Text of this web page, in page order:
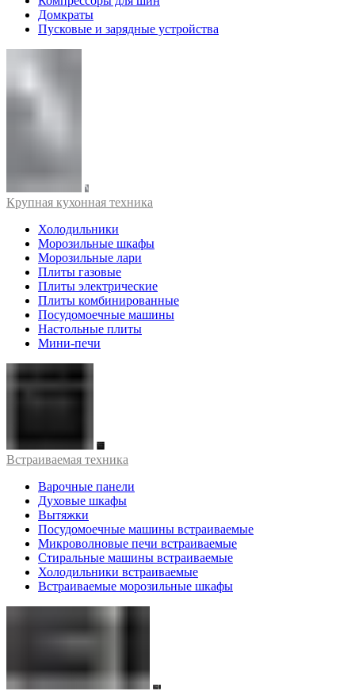
Домкраты
Пусковые и зарядные устройства
Крупная кухонная техника
Холодильники
Морозильные шкафы
Морозильные лари
Плиты газовые
Плиты электрические
Плиты комбинированные
Посудомоечные машины
Настольные плиты
Мини-печи
Встраиваемая техника
Варочные панели
Духовые шкафы
Вытяжки
Посудомоечные машины встраиваемые
Микроволновые печи встраиваемые
Стиральные машины встраиваемые
Холодильники встраиваемые
Встраиваемые морозильные шкафы